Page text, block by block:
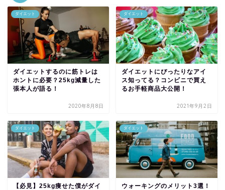
ダイエット
ダイエットするのに筋トレは
ホントに必要？25kg減量した
張本人が語る！
2020年8月8日
ダイエット
ダイエットにぴったりなアイ
ス知ってる？コンビニで買え
るお手軽商品大公開！
2021年9月2日
ダイエット
【必見】25kg痩せた僕がダイ
ダイエット
ウォーキングのメリット3選！